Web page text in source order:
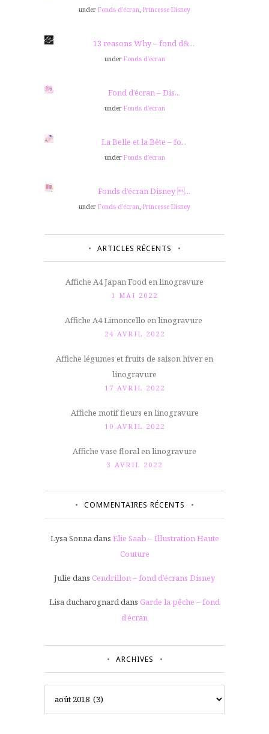
under Fonds d'écran, Princesse Disney
13 reasons Why – fond d&...
under Fonds d'écran
Fond d’écran – Dis...
under Fonds d'écran
La Belle et la Bête – fo...
under Fonds d'écran
Fonds d’écran Disney ...
under Fonds d'écran, Princesse Disney
ARTICLES RÉCENTS
Affiche A4 Japan Food en linogravure
1 MAI 2022
Affiche A4 Limoncello en linogravure
24 AVRIL 2022
Affiche légumes et fruits de saison hiver en
linogravure
17 AVRIL 2022
Affiche motif fleurs en linogravure
10 AVRIL 2022
Affiche vase floral en linogravure
3 AVRIL 2022
COMMENTAIRES RÉCENTS
Lysa Sonnadans Elie Saab – Illustration Haute
Couture
Julie dans Cendrillon – fond d’écrans Disney
Lisa ducharognarddans Garde la pêche – fond
d’écran
ARCHIVES